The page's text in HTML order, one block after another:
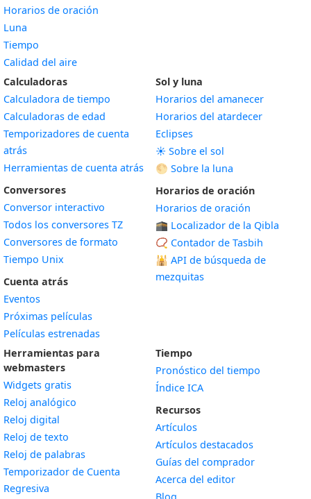
Horarios de oración
Luna
Tiempo
Calidad del aire
Calculadoras
Calculadora de tiempo
Calculadoras de edad
Temporizadores de cuenta
atrás
Herramientas de cuenta atrás
Conversores
Conversor interactivo
Todos los conversores TZ
Conversores de formato
Tiempo Unix
Cuenta atrás
Eventos
Próximas películas
Películas estrenadas
Sol y luna
Horarios del amanecer
Horarios del atardecer
Eclipses
☀️ Sobre el sol
🌕 Sobre la luna
Horarios de oración
Horarios de oración
🕋 Localizador de la Qibla
📿 Contador de Tasbih
🕌 API de búsqueda de
mezquitas
Herramientas para
webmasters
Widgets gratis
Reloj analógico
Reloj digital
Reloj de texto
Reloj de palabras
Temporizador de Cuenta
Regresiva
Tiempo
Pronóstico del tiempo
Índice ICA
Recursos
Artículos
Artículos destacados
Guías del comprador
Acerca del editor